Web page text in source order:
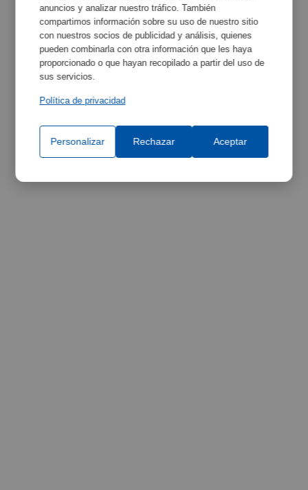
Características Maximizar
Equipamento
Maximizar
anuncios y analizar nuestro tráfico. También
compartimos información sobre su uso de nuestro sitio
con nuestros socios de publicidad y análisis, quienes
pueden combinarla con otra información que les haya
proporcionado o que hayan recopilado a partir del uso de
sus servicios.
Política de privacidad
Personalizar Rechazar Aceptar